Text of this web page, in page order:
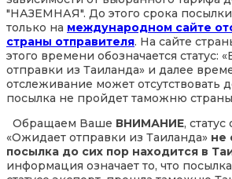
"НАЗЕМНАЯ". До этого срока
только на международном сайте
страны отправителя. На сайте
этого времени обозначается статус:
отправки из Таиланда» и далее
отслеживание может отсутствовать
посылка не пройдет таможню страны
Обращаем Ваше ВНИМАНИЕ,
«Ожидает отправки из Таиланда» не
посылка до сих пор находится в
информация означает то, что